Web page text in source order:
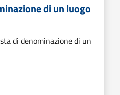
di un luogo
di denominazione di un